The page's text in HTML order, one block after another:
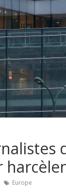
Europe